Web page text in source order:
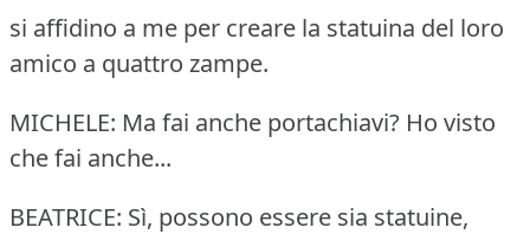
si affidino a me per creare la statuina del loro
amico a quattro zampe.
MICHELE: Ma fai anche portachiavi? Ho visto
che fai anche...
BEATRICE: Sì, possono essere sia statuine,